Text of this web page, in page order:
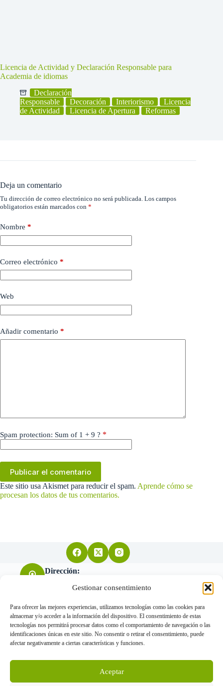
Gestionar consentimiento
Para ofrecer las mejores experiencias, utilizamos tecnologías como las cookies para
almacenar y/o acceder a la información del dispositivo. El consentimiento de estas
tecnologías nos permitirá procesar datos como el comportamiento de navegación o las
identificaciones únicas en este sitio. No consentir o retirar el consentimiento, puede
afectar negativamente a ciertas características y funciones.
Aceptar
Licencia de Actividad y Declaración Responsable para
Academia de idiomas
Declaración
Responsable
Decoración Interiorismo
Licencia
de Actividad
Licencia de Apertura Reformas
Deja un comentario
Tu dirección de correo electrónico no será publicada. Los campos
obligatorios están marcados con *
Nombre *
Correo electrónico *
Web
Añadir comentario *
Spam protection: Sum of 1 + 9 ? *
Publicar el comentario
Este sitio usa Akismet para reducir el spam. Aprende cómo se
procesan los datos de tus comentarios.
Dirección:
Teléfono:
655 034 455
Correo electrónico: